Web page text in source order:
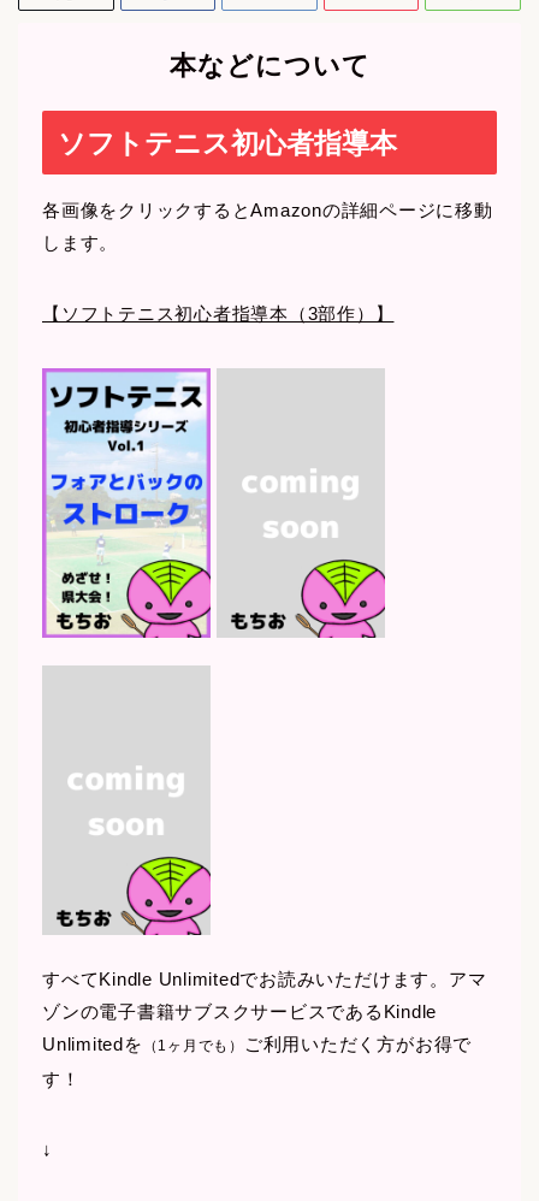
本などについて
ソフトテニス初心者指導本
各画像をクリックするとAmazonの詳細ページに移動
します。
【ソフトテニス初心者指導本（3部作）】
すべてKindle Unlimitedでお読みいただけます。アマ
ゾンの電子書籍サブスクサービスであるKindle
Unlimitedを
（1ヶ月でも）
ご利用いただく方がお得で
す！
↓